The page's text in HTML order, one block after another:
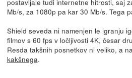
Mb/s, za 1080p pa kar 30 Mb/s. Tega
Shield seveda ni namenjen le igranju
filmov s 60 fps v ločljivosti 4K, česar
Resda takšnih posnetkov ni veliko, a
kakšnega.